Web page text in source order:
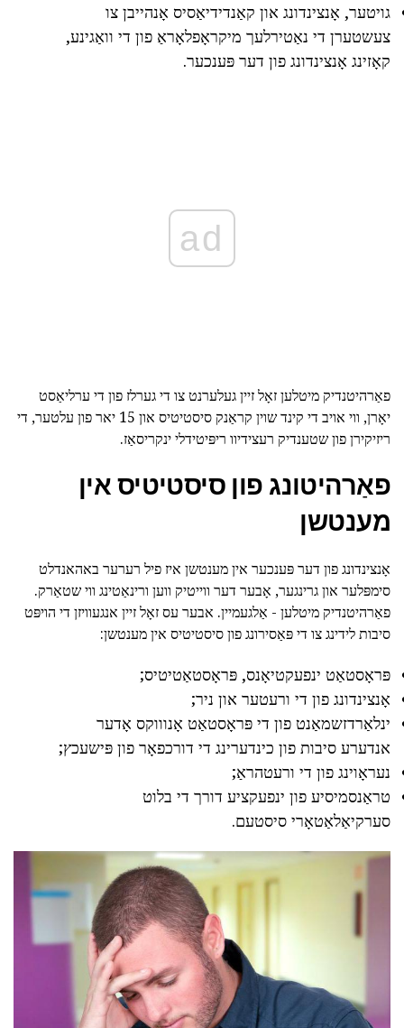
גויטער, אָנצינדונג און קאַנדידיאַסיס אָנהייבן צו
צעשטערן די נאַטירלעך מיקראָפלאָראַ פון די וואַגינע,
קאָזינג אָנצינדונג פון דער פּענכער.
ad
פאַרהיטנדיק מיטלען זאָל זיין געלערנט צו די גערלז פון די ערליאַסט
יאָרן, ווי אויב די קינד שוין קראַנק סיסטיטיס און 15 יאר פון עלטער, די
ריזיקירן פון שטענדיק רעצידיוו ריפּיטידלי ינקריסאַז.
פאַרהיטונג פון סיסטיטיס אין
מענטשן
אָנצינדונג פון דער פּענכער אין מענטשן איז פיל רערער באהאנדלט
סימפּלער און גרינגער, אָבער דער ווייטיק ווען ורינאַטינג ווי שטאַרק.
פאַרהיטנדיק מיטלען - אַלגעמיין. אבער עס זאָל זיין אנגעוויזן די הויפּט
סיבות לידינג צו די פּאַסירונג פון סיסטיטיס אין מענטשן:
פּראָסטאַט ינפעקטיאָנס, פּראָסטאַטיטיס;
אָנצינדונג פון די ורעטער און ניר;
ינלאַרדזשמאַנט פון די פּראָסטאַט אָנוווקס אָדער
אנדערע סיבות פון כינדערינג די דורכפאָר פון פּישעכץ;
נעראָוינג פון די ורעטהראַ;
טראַנסמיסיע פון ינפעקציע דורך די בלוט
סערקיאַלאַטאָרי סיסטעם.